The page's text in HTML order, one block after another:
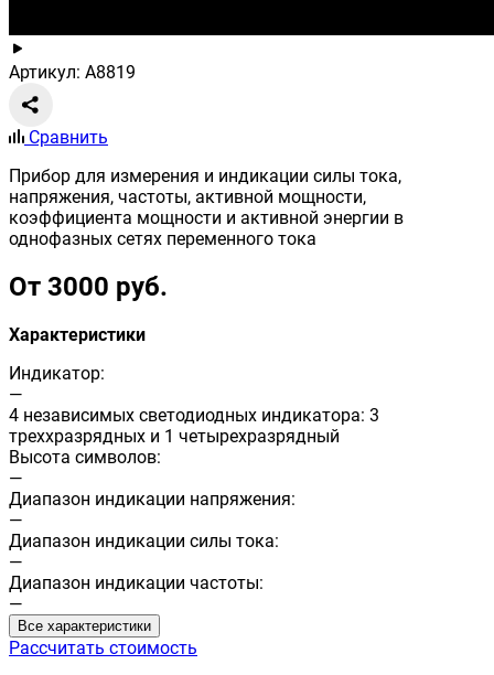
Артикул: A8819
Сравнить
Прибор для измерения и индикации силы тока,
напряжения, частоты, активной мощности,
коэффициента мощности и активной энергии в
однофазных сетях переменного тока
От 3000 руб.
Характеристики
Индикатор:
—
4 независимых светодиодных индикатора: 3
треххразрядных и 1 четырехразрядный
Высота символов:
—
Диапазон индикации напряжения:
—
Диапазон индикации силы тока:
—
Диапазон индикации частоты:
—
Все характеристики
Рассчитать стоимость